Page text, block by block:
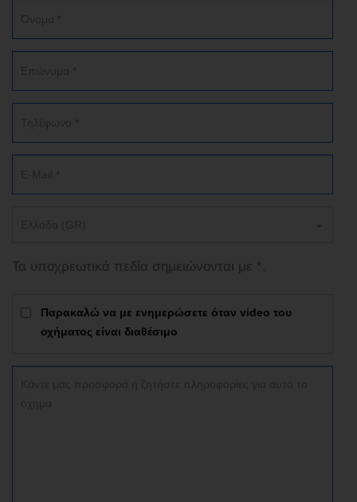
Τα υποχρεωτικά πεδία σημειώνονται με *.
Παρακαλώ να με ενημερώσετε όταν video του
οχήματος είναι διαθέσιμο